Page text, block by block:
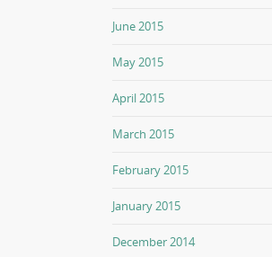
June 2015
May 2015
April 2015
March 2015
February 2015
January 2015
December 2014